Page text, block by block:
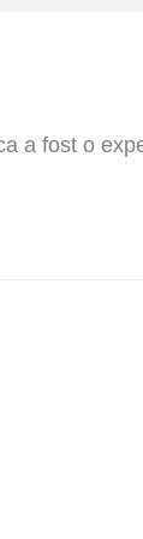
a fost o